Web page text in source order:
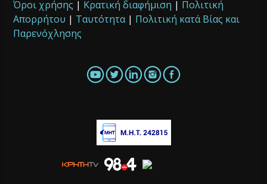
Όροι χρήσης | Κρατική διαφήμιση | Πολιτική
Απορρήτου | Ταυτότητα| Πολιτική κατά Βίας και
Παρενόχλησης